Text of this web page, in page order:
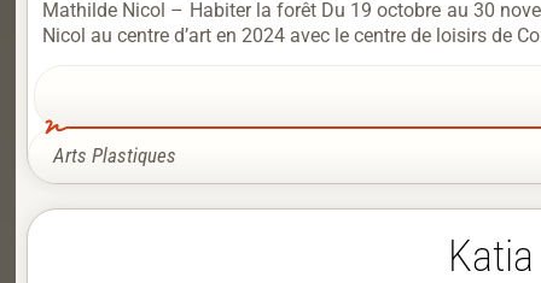
Mathilde Nicol – Habiter la forêt Du 19 octobre au 30
Nicol au centre d’art en 2024 avec le centre de loisirs de
Arts Plastiques